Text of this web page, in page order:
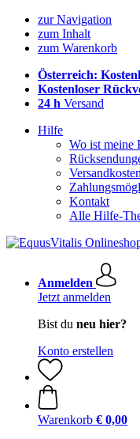
zur Navigation
zum Inhalt
zum Warenkorb
Österreich:
Kostenloser
24 h Versand
Hilfe
Wo ist meine
Versandkosten
Kontakt
Alle Hilfe-
Anmelden
Jetzt anmelden
Bist du neu hier?
Konto erstellen
Warenkorb € 0,00